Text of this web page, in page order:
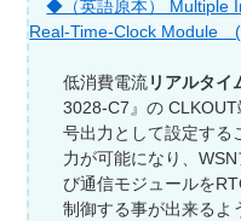
◆（英語原本） Multiple
Real-Time-Clock Module
低消費電流リアルタイ
3028-C7』の
号出力として設定する
力が可能になり、
び通信モジュールを
制御する事が出来るよ